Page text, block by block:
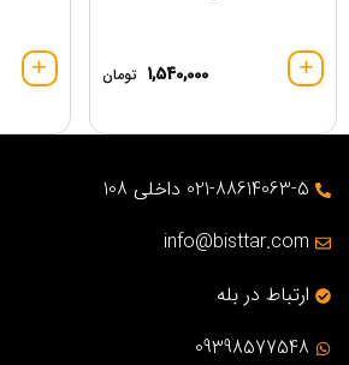
1,540,000 تومان
021-88614063-5 داخلی 108
info@bisttar.com
ارتباط در بله
09398577548